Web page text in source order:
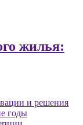
жилья:
и решения
годы